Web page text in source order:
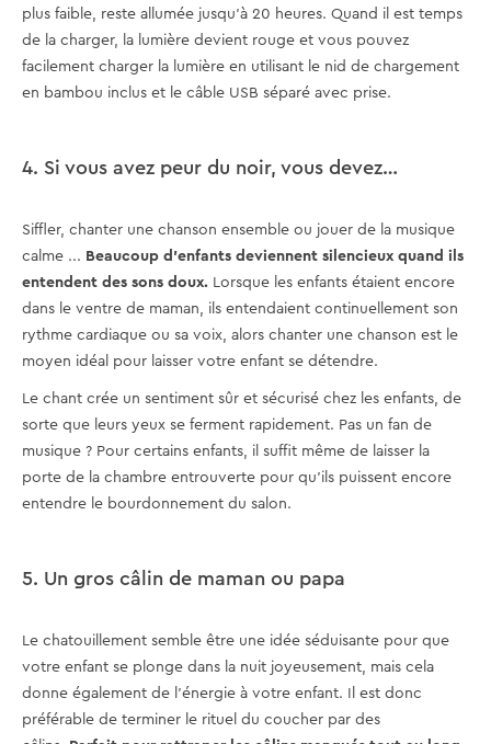
plus faible, reste allumée jusqu'à 20 heures. Quand il est temps
de la charger, la lumière devient rouge et vous pouvez
facilement charger la lumière en utilisant le nid de chargement
en bambou inclus et le câble USB séparé avec prise.
4. Si vous avez peur du noir, vous devez…
Siffler, chanter une chanson ensemble ou jouer de la musique
calme ... Beaucoup d'enfants deviennent silencieux quand ils
entendent des sons doux. Lorsque les enfants étaient encore
dans le ventre de maman, ils entendaient continuellement son
rythme cardiaque ou sa voix, alors chanter une chanson est le
moyen idéal pour laisser votre enfant se détendre.
Le chant crée un sentiment sûr et sécurisé chez les enfants, de
sorte que leurs yeux se ferment rapidement. Pas un fan de
musique ? Pour certains enfants, il suffit même de laisser la
porte de la chambre entrouverte pour qu'ils puissent encore
entendre le bourdonnement du salon.
5. Un gros câlin de maman ou papa
Le chatouillement semble être une idée séduisante pour que
votre enfant se plonge dans la nuit joyeusement, mais cela
donne également de l'énergie à votre enfant. Il est donc
préférable de terminer le rituel du coucher par des